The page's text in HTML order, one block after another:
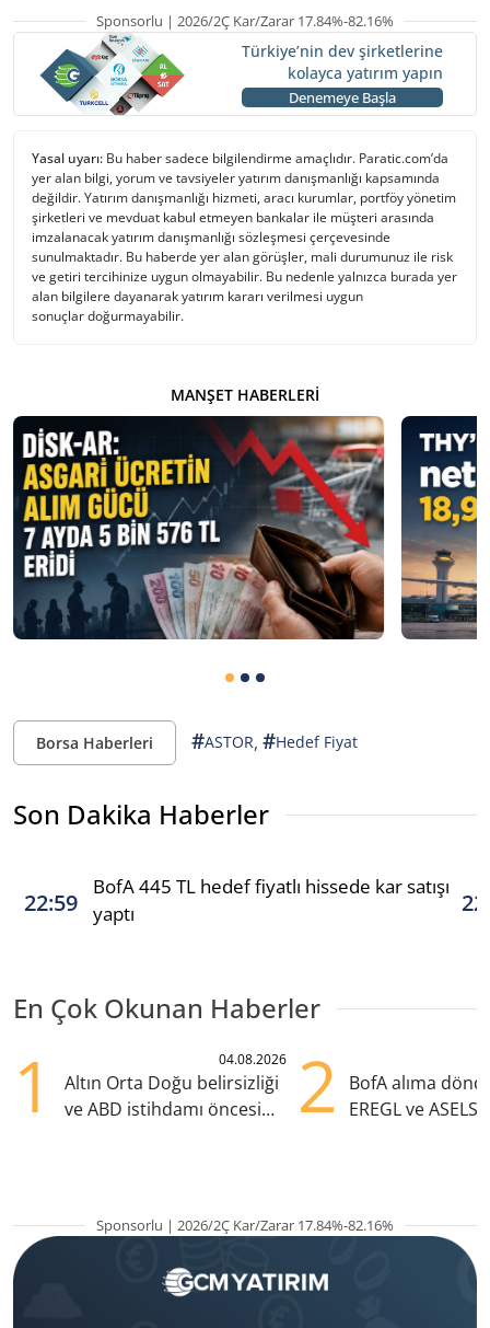
Sponsorlu | 2026/2Ç Kar/Zarar 17.84%-82.16%
Türkiye’nin dev şirketlerine
kolayca yatırım yapın
Denemeye Başla
Yasal uyarı: Bu haber sadece bilgilendirme amaçlıdır. Paratic.com’da
yer alan bilgi, yorum ve tavsiyeler yatırım danışmanlığı kapsamında
değildir. Yatırım danışmanlığı hizmeti, aracı kurumlar, portföy yönetim
şirketleri ve mevduat kabul etmeyen bankalar ile müşteri arasında
imzalanacak yatırım danışmanlığı sözleşmesi çerçevesinde
sunulmaktadır. Bu haberde yer alan görüşler, mali durumunuz ile risk
ve getiri tercihinize uygun olmayabilir. Bu nedenle yalnızca burada yer
alan bilgilere dayanarak yatırım kararı verilmesi uygun
sonuçlar doğurmayabilir.
MANŞET HABERLERI
Borsa Haberleri #ASTOR, #Hedef Fiyat
Son Dakika Haberler
22:59
BofA 445 TL hedef fiyatlı hissede kar satışı
yaptı
En Çok Okunan Haberler
1 04.08.2026
Altın Orta Doğu belirsizliği
ve ABD istihdamı öncesi
2
BofA alıma
EREGL ve ASELS
Sponsorlu | 2026/2Ç Kar/Zarar 17.84%-82.16%